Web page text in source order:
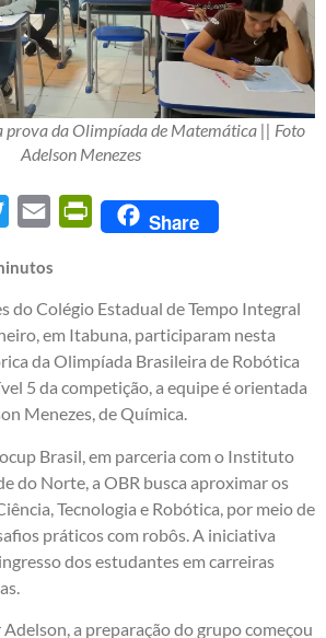
prova da Olimpíada de Matemática || Foto
Adelson Menezes
Twitter Email PrintFriendly
Share
do Colégio Estadual de Tempo Integral
em Itabuna, participaram nesta
da Olimpíada Brasileira de Robótica
5 da competição, a equipe é orientada
Menezes, de Química.
Brasil, em parceria com o Instituto
do Norte, a OBR busca aproximar os
Tecnologia e Robótica, por meio de
práticos com robôs. A iniciativa
dos estudantes em carreiras
a preparação do grupo começou